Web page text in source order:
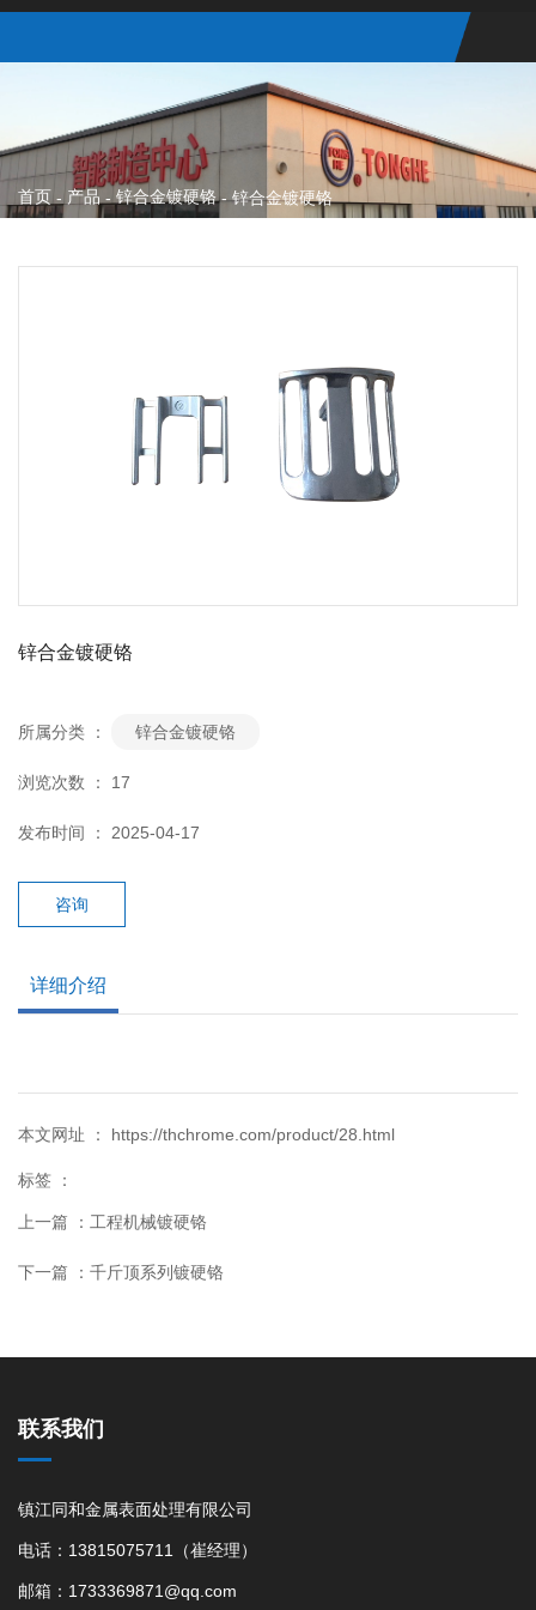
首页 - 产品 - 锌合金镀硬铬 -锌合金镀硬铬
锌合金镀硬铬
所属分类 ： 锌合金镀硬铬
浏览次数 ： 17
发布时间 ： 2025-04-17
咨询
详细介绍
本文网址 ： https://thchrome.com/product/28.html
标签 ：
上一篇 ： 工程机械镀硬铬
下一篇 ： 千斤顶系列镀硬铬
联系我们
镇江同和金属表面处理有限公司
电话：13815075711（崔经理）
邮箱：1733369871@qq.com